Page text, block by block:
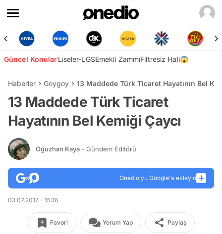
Güncel KonularLiseler-LGSEmekli ZammıFiltresiz Hali😱
Haberler Goygoy 13 Maddede Türk Ticaret Hayatının Bel
13 Maddede Türk Ticaret
Hayatının Bel Kemiği Çaycı
Oğuzhan Kaya - Gündem Editörü
Onedio’yu Google'a ekleyin
03.07.2017 - 15:16
Favori Yorum Yap Paylaş